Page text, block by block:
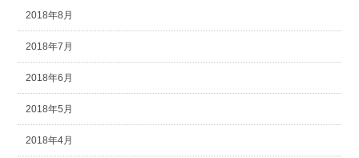
2018年8月
2018年7月
2018年6月
2018年5月
2018年4月